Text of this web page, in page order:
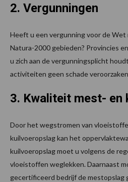
2. Vergunningen
Heeft u een vergunning voor de
Natura-2000 gebieden? Provincies
u zich aan de vergunningsplicht
activiteiten geen schade
3. Kwaliteit mest- en
Door het wegstromen van
kuilvoeropslag kan het
kuilvoeropslag moet u volgens de
vloeistoffen weglekken. Daarnaast
gecertificeerd bedrijf de mestopslag